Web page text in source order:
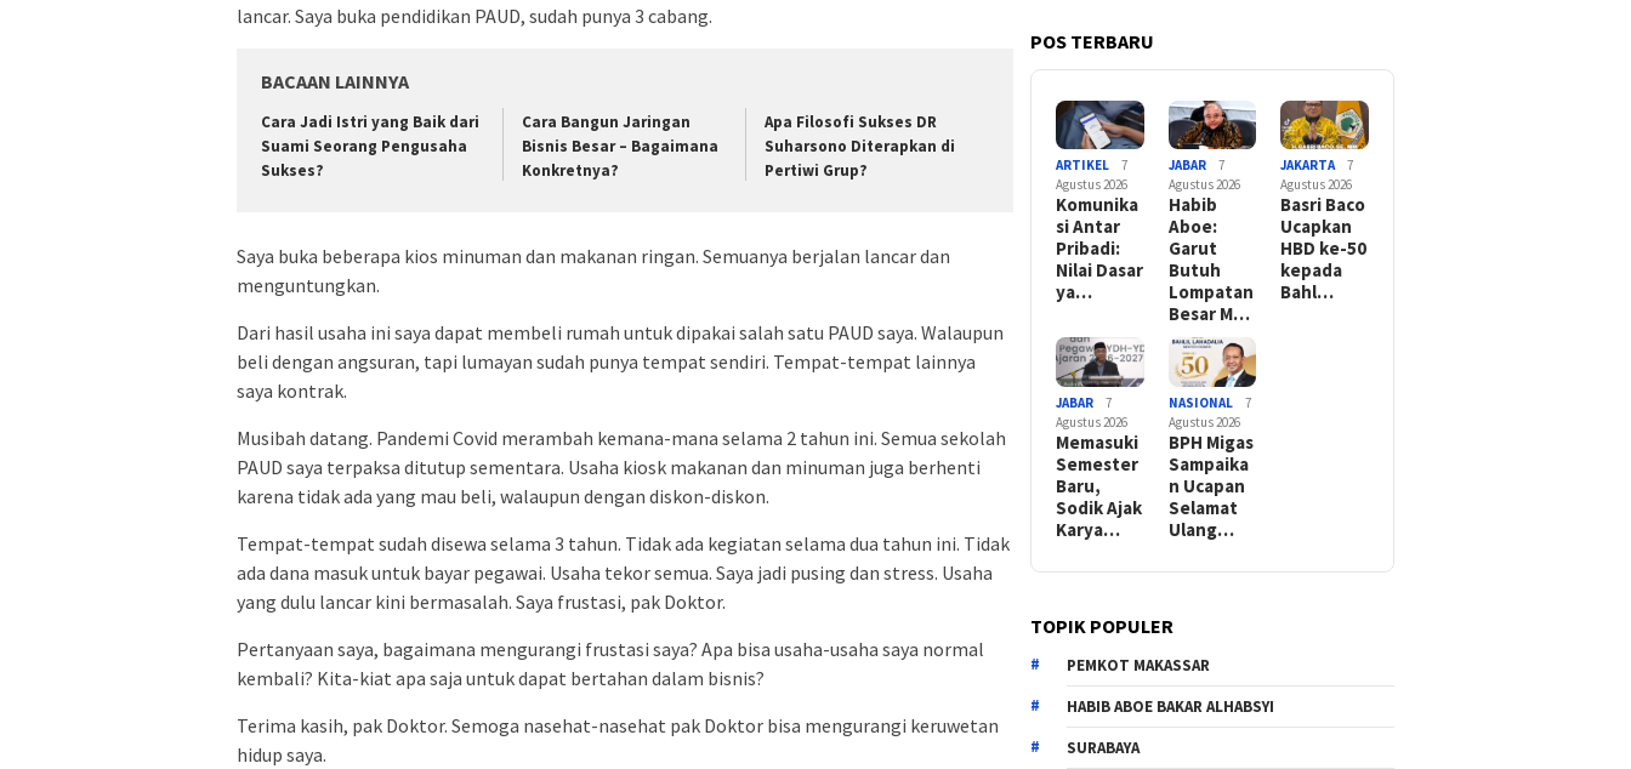
lancar. Saya buka pendidikan PAUD, sudah punya 3 cabang.
BACAAN LAINNYA
Cara Jadi Istri yang Baik dari
Suami Seorang Pengusaha
Sukses?
Cara Bangun Jaringan
Bisnis Besar – Bagaimana
Konkretnya?
Apa Filosofi Sukses DR
Suharsono Diterapkan di
Pertiwi Grup?
Saya buka beberapa kios minuman dan makanan ringan. Semuanya berjalan lancar dan
menguntungkan.
Dari hasil usaha ini saya dapat membeli rumah untuk dipakai salah satu PAUD saya. Walaupun
beli dengan angsuran, tapi lumayan sudah punya tempat sendiri. Tempat-tempat lainnya
saya kontrak.
Musibah datang. Pandemi Covid merambah kemana-mana selama 2 tahun ini. Semua sekolah
PAUD saya terpaksa ditutup sementara. Usaha kiosk makanan dan minuman juga berhenti
karena tidak ada yang mau beli, walaupun dengan diskon-diskon.
Tempat-tempat sudah disewa selama 3 tahun. Tidak ada kegiatan selama dua tahun ini. Tidak
ada dana masuk untuk bayar pegawai. Usaha tekor semua. Saya jadi pusing dan stress. Usaha
yang dulu lancar kini bermasalah. Saya frustasi, pak Doktor.
Pertanyaan saya, bagaimana mengurangi frustasi saya? Apa bisa usaha-usaha saya normal
kembali? Kita-kiat apa saja untuk dapat bertahan dalam bisnis?
Terima kasih, pak Doktor. Semoga nasehat-nasehat pak Doktor bisa mengurangi keruwetan
hidup saya.
POS TERBARU
ARTIKEL
7
Agustus 2026
Komunika
si Antar
Pribadi:
Nilai Dasar
ya…
JABAR
7
Agustus 2026
Habib
Aboe:
Garut
Butuh
Lompatan
Besar M…
JAKARTA
7
Agustus 2026
Basri Baco
Ucapkan
HBD ke-50
kepada
Bahl…
JABAR
7
Agustus 2026
Memasuki
Semester
Baru,
Sodik Ajak
Karya…
NASIONAL
7
Agustus 2026
BPH Migas
Sampaika
n Ucapan
Selamat
Ulang…
TOPIK POPULER
PEMKOT MAKASSAR
HABIB ABOE BAKAR ALHABSYI
SURABAYA